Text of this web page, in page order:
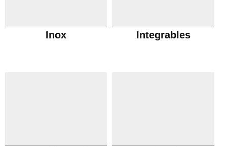
Inox Integrables